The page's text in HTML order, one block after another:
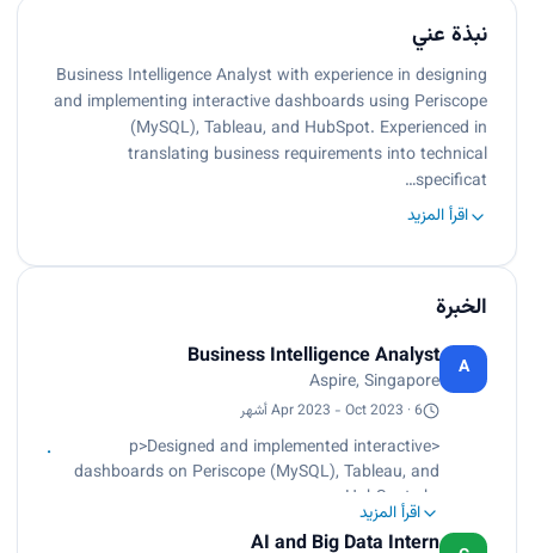
نبذة عني
Business Intelligence Analyst with experience in designing
and implementing interactive dashboards using Periscope
(MySQL), Tableau, and HubSpot. Experienced in
translating business requirements into technical
specificat…
اقرأ المزيد
الخبرة
A
Business Intelligence Analyst
Aspire, Singapore
Apr 2023 - Oct 2023 · 6 أشهر
<p>Designed and implemented interactive
dashboards on Periscope (MySQL), Tableau, and
HubSpot.<br>
Enabled real-time tracking of key metrics for
اقرأ المزيد
AI and Big Data Intern